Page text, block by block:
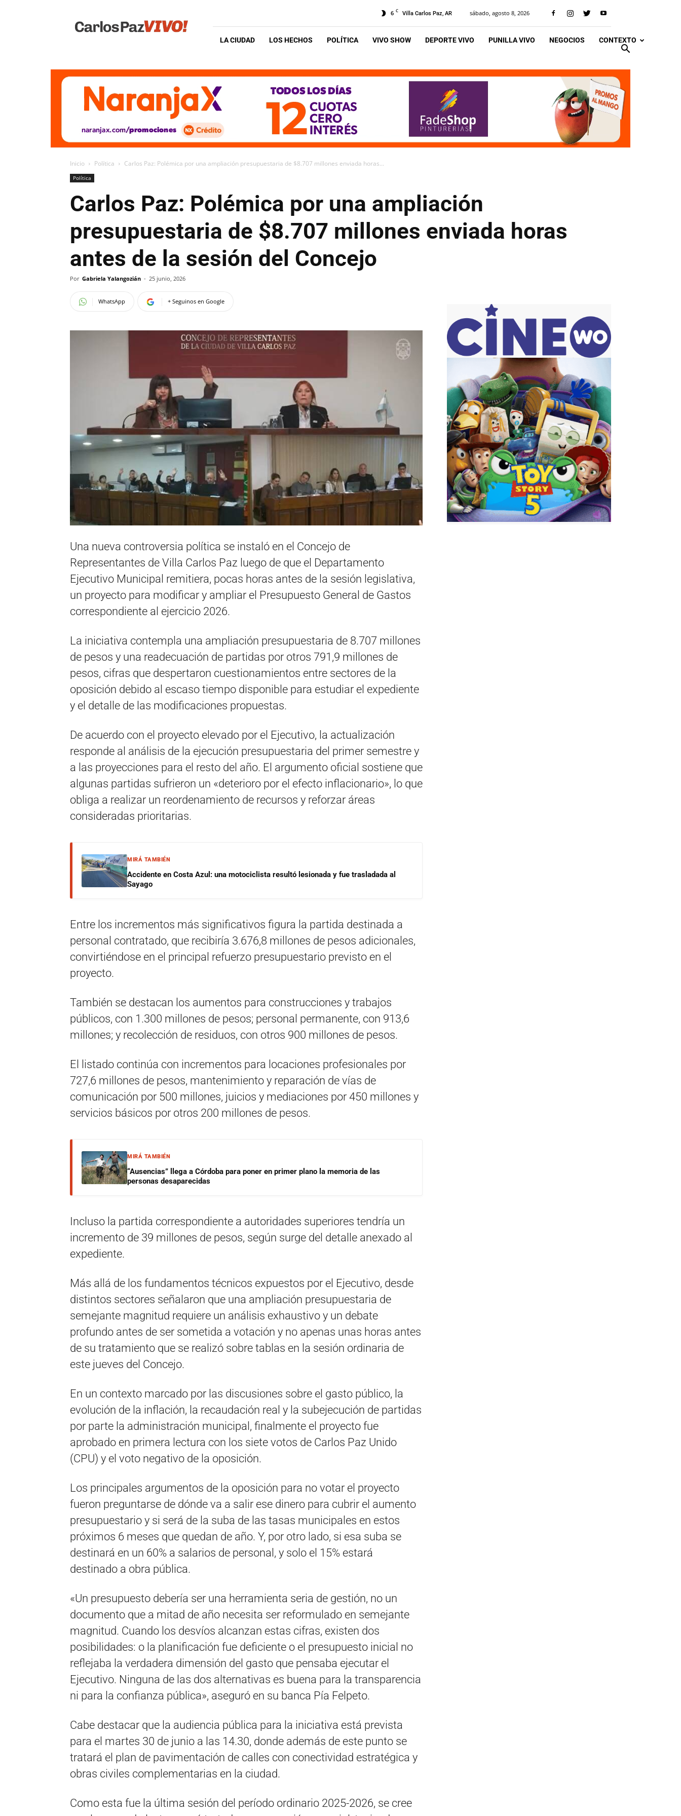
Vivo
6 C Villa Carlos Paz, AR sábado, agosto 8, 2026
LA CIUDAD LOS HECHOS POLÍTICA VIVO SHOW DEPORTE VIVO PUNILLA VIVO NEGOCIOS CONTEXTO
Inicio Política Carlos Paz: Polémica por una ampliación presupuestaria de $8.707 millones enviada horas...
Política
Carlos Paz: Polémica por una ampliación
presupuestaria de $8.707 millones enviada horas
antes de la sesión del Concejo
Por Gabriela Yalangozián - 25 junio, 2026
WhatsApp + Seguinos en Google
Una nueva controversia política se instaló en el Concejo de
Representantes de Villa Carlos Paz luego de que el Departamento
Ejecutivo Municipal remitiera, pocas horas antes de la sesión legislativa,
un proyecto para modificar y ampliar el Presupuesto General de Gastos
correspondiente al ejercicio 2026.
La iniciativa contempla una ampliación presupuestaria de 8.707 millones
de pesos y una readecuación de partidas por otros 791,9 millones de
pesos, cifras que despertaron cuestionamientos entre sectores de la
oposición debido al escaso tiempo disponible para estudiar el expediente
y el detalle de las modificaciones propuestas.
De acuerdo con el proyecto elevado por el Ejecutivo, la actualización
responde al análisis de la ejecución presupuestaria del primer semestre y
a las proyecciones para el resto del año. El argumento oficial sostiene que
algunas partidas sufrieron un «deterioro por el efecto inflacionario», lo que
obliga a realizar un reordenamiento de recursos y reforzar áreas
consideradas prioritarias.
MIRÁ TAMBIÉN
Accidente en Costa Azul: una motociclista resultó lesionada y fue trasladada al
Sayago
Entre los incrementos más significativos figura la partida destinada a
personal contratado, que recibiría 3.676,8 millones de pesos adicionales,
convirtiéndose en el principal refuerzo presupuestario previsto en el
proyecto.
También se destacan los aumentos para construcciones y trabajos
públicos, con 1.300 millones de pesos; personal permanente, con 913,6
millones; y recolección de residuos, con otros 900 millones de pesos.
El listado continúa con incrementos para locaciones profesionales por
727,6 millones de pesos, mantenimiento y reparación de vías de
comunicación por 500 millones, juicios y mediaciones por 450 millones y
servicios básicos por otros 200 millones de pesos.
MIRÁ TAMBIÉN
“Ausencias” llega a Córdoba para poner en primer plano la memoria de las
personas desaparecidas
Incluso la partida correspondiente a autoridades superiores tendría un
incremento de 39 millones de pesos, según surge del detalle anexado al
expediente.
Más allá de los fundamentos técnicos expuestos por el Ejecutivo, desde
distintos sectores señalaron que una ampliación presupuestaria de
semejante magnitud requiere un análisis exhaustivo y un debate
profundo antes de ser sometida a votación y no apenas unas horas antes
de su tratamiento que se realizó sobre tablas en la sesión ordinaria de
este jueves del Concejo.
En un contexto marcado por las discusiones sobre el gasto público, la
evolución de la inflación, la recaudación real y la subejecución de partidas
por parte la administración municipal, finalmente el proyecto fue
aprobado en primera lectura con los siete votos de Carlos Paz Unido
(CPU) y el voto negativo de la oposición.
Los principales argumentos de la oposición para no votar el proyecto
fueron preguntarse de dónde va a salir ese dinero para cubrir el aumento
presupuestario y si será de la suba de las tasas municipales en estos
próximos 6 meses que quedan de año. Y, por otro lado, si esa suba se
destinará en un 60% a salarios de personal, y solo el 15% estará
destinado a obra pública.
«Un presupuesto debería ser una herramienta seria de gestión, no un
documento que a mitad de año necesita ser reformulado en semejante
magnitud. Cuando los desvíos alcanzan estas cifras, existen dos
posibilidades: o la planificación fue deficiente o el presupuesto inicial no
reflejaba la verdadera dimensión del gasto que pensaba ejecutar el
Ejecutivo. Ninguna de las dos alternativas es buena para la transparencia
ni para la confianza pública», aseguró en su banca Pía Felpeto.
Cabe destacar que la audiencia pública para la iniciativa está prevista
para el martes 30 de junio a las 14.30, donde además de este punto se
tratará el plan de pavimentación de calles con conectividad estratégica y
obras civiles complementarias en la ciudad.
Como esta fue la última sesión del período ordinario 2025-2026, se cree